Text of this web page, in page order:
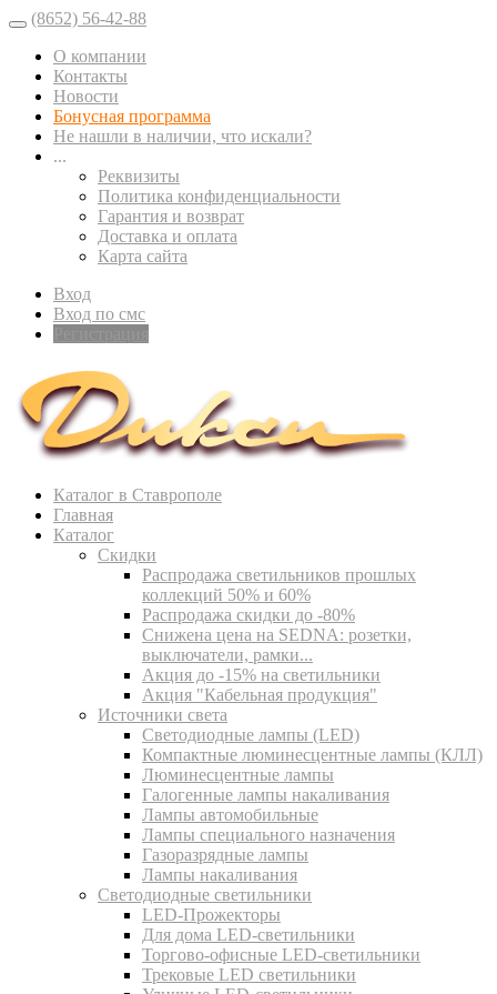
(8652) 56-42-88
О компании
Контакты
Новости
Бонусная программа
Не нашли в наличии, что искали?
...
Реквизиты
Политика конфиденциальности
Гарантия и возврат
Доставка и оплата
Карта сайта
Вход
Вход по смс
Каталог в Ставрополе
Главная
Каталог
Скидки
Распродажа светильников прошлых
коллекций 50% и 60%
Распродажа скидки до -80%
Cнижена цена на SEDNA: розетки,
выключатели, рамки...
Акция до -15% на светильники
Акция "Кабельная продукция"
Источники света
Светодиодные лампы (LED)
Компактные люминесцентные лампы (КЛЛ)
Люминесцентные лампы
Галогенные лампы накаливания
Лампы автомобильные
Лампы специального назначения
Газоразрядные лампы
Лампы накаливания
Светодиодные светильники
LED-Прожекторы
Для дома LED-светильники
Торгово-офисные LED-светильники
Трековые LED светильники